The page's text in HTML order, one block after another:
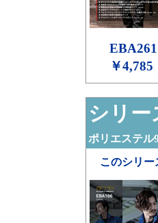
EBA261
￥4,785
シリー
ポリエステル
このシリー